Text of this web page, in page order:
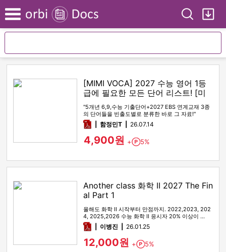
Menu Search
[MIMI VOCA] 2027 수능 영어 1등
급에 필요한 모든 단어 리스트! [미
미보카]
"5개년 6,9,수능 기출단어+2027 EBS 연계교재 3종
의 단어들을 빈출도별로 분류한 바로 그 자료!"
pdf함정민T 26.07.14
4,900원 + Point
5%
Another class 화학 II 2027 The Fin
al Part 1
올해도 화학 II 시작부터 만점까지. 2022,2023, 202
4, 2025,2026 수능 화학 II 응시자 20% 이상이 …
pdf이병진 26.01.25
12,000원 + Point
5%